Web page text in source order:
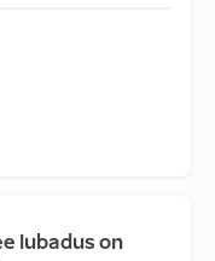
lubadus on